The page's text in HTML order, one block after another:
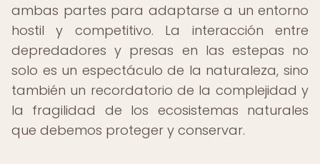
ambas partes para adaptarse a un entorno
hostil y competitivo. La interacción entre
depredadores y presas en las estepas no
solo es un espectáculo de la naturaleza, sino
también un recordatorio de la complejidad y
la fragilidad de los ecosistemas naturales
que debemos proteger y conservar.